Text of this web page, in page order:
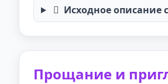
Исходное описание
Прощание и